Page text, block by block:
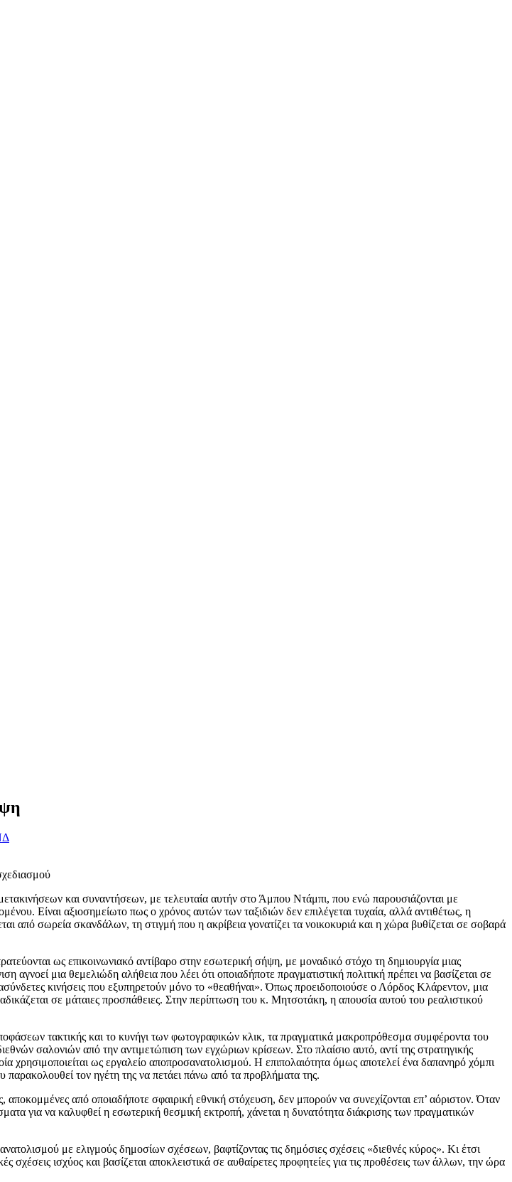
και συναντήσεων, με τελευταία αυτήν στο Άμπου Ντάμπι, που ενώ παρουσιάζονται με
Είναι αξιοσημείωτο πως ο χρόνος αυτών των ταξιδιών δεν επιλέγεται τυχαία, αλλά αντιθέτως, η
από σωρεία σκανδάλων, τη στιγμή που η ακρίβεια γονατίζει τα νοικοκυριά και η χώρα βυθίζεται σε σοβαρά
ως επικοινωνιακό αντίβαρο στην εσωτερική σήψη, με μοναδικό στόχο τη δημιουργία μιας
μια θεμελιώδη αλήθεια που λέει ότι οποιαδήποτε πραγματιστική πολιτική πρέπει να βασίζεται σε
κινήσεις που εξυπηρετούν μόνο το «θεαθήναι». Όπως προειδοποιούσε ο Λόρδος Κλάρεντον, μια
σε μάταιες προσπάθειες. Στην περίπτωση του κ. Μητσοτάκη, η απουσία αυτού του ρεαλιστικού
τακτικής και το κυνήγι των φωτογραφικών κλικ, τα πραγματικά μακροπρόθεσμα συμφέροντα του
σαλονιών από την αντιμετώπιση των εγχώριων κρίσεων. Στο πλαίσιο αυτό, αντί της στρατηγικής
χρησιμοποιείται ως εργαλείο αποπροσανατολισμού. Η επιπολαιότητα όμως αποτελεί ένα δαπανηρό χόμπι
παρακολουθεί τον ηγέτη της να πετάει πάνω από τα προβλήματα της.
αποκομμένες από οποιαδήποτε σφαιρική εθνική στόχευση, δεν μπορούν να συνεχίζονται επ’ αόριστον. Όταν
για να καλυφθεί η εσωτερική θεσμική εκτροπή, χάνεται η δυνατότητα διάκρισης των πραγματικών
με ελιγμούς δημοσίων σχέσεων, βαφτίζοντας τις δημόσιες σχέσεις «διεθνές κύρος». Κι έτσι
σχέσεις ισχύος και βασίζεται αποκλειστικά σε αυθαίρετες προφητείες για τις προθέσεις των άλλων, την ώρα